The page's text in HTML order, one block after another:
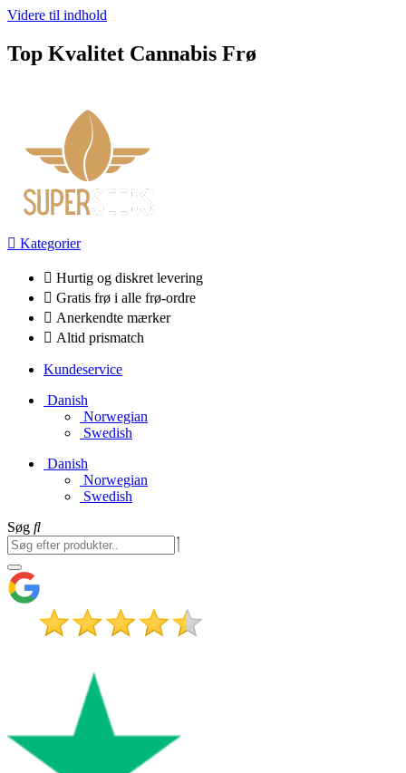
Videre til indhold
Top Kvalitet Cannabis Frø
Kategorier
Hurtig og diskret levering
Gratis frø i alle frø-ordre
Anerkendte mærker
Altid prismatch
Kundeservice
Danish
Norwegian
Swedish
Danish
Norwegian
Swedish
Søg